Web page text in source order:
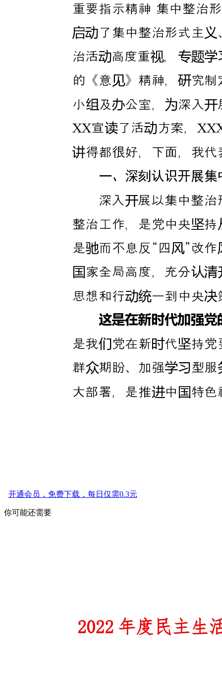
开通会员，免费下载，每日仅需0.3元
你可能还需要